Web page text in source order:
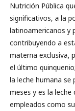
Nutrición Pública
significativos, a la
latinoamericanos y
contribuyendo a
materna exclusiva,
el último
la leche humana
meses y es la
empleados como